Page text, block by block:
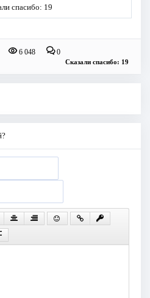
спасибо: 19
6 048 0
Сказали спасибо: 19